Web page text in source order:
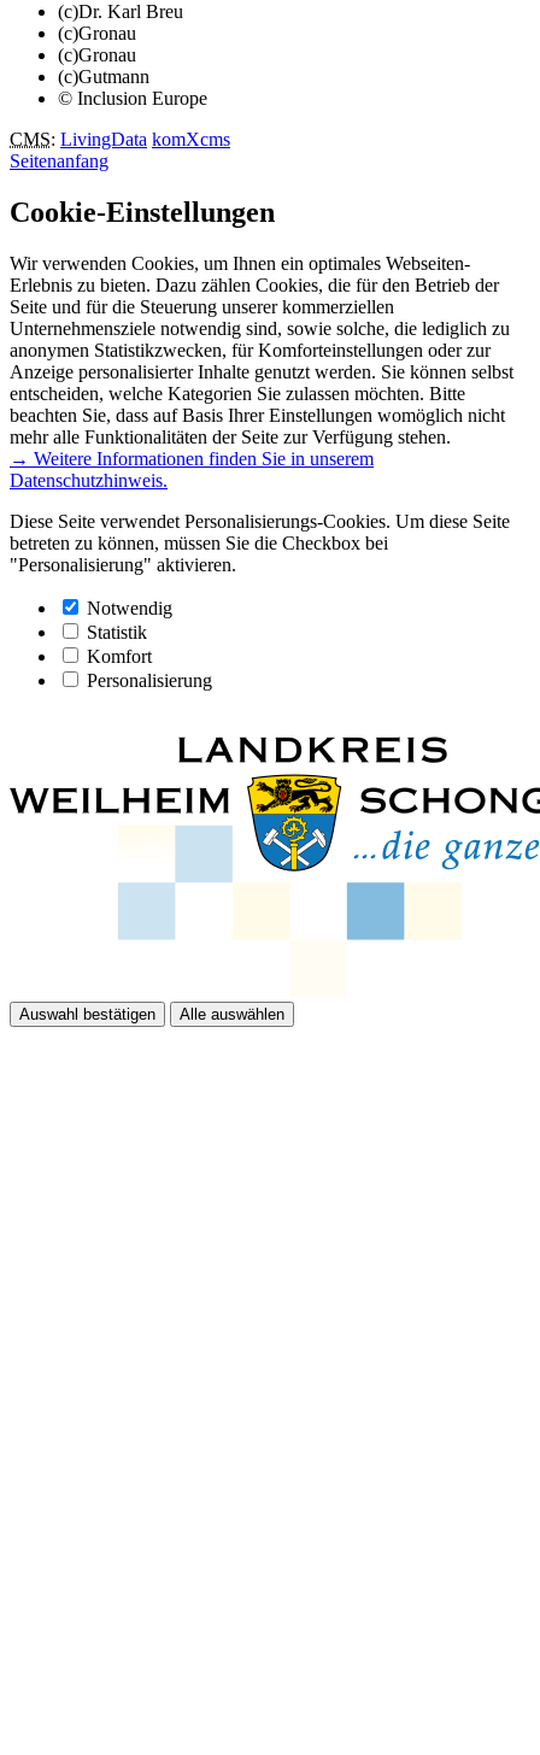
(c)Dr. Karl Breu
(c)Gronau
(c)Gronau
(c)Gutmann
© Inclusion Europe
CMS: LivingData komXcms
Seitenanfang
Cookie-Einstellungen
Wir verwenden Cookies, um Ihnen ein optimales Webseiten-
Erlebnis zu bieten. Dazu zählen Cookies, die für den Betrieb der
Seite und für die Steuerung unserer kommerziellen
Unternehmensziele notwendig sind, sowie solche, die lediglich zu
anonymen Statistikzwecken, für Komforteinstellungen oder zur
Anzeige personalisierter Inhalte genutzt werden. Sie können selbst
entscheiden, welche Kategorien Sie zulassen möchten. Bitte
beachten Sie, dass auf Basis Ihrer Einstellungen womöglich nicht
mehr alle Funktionalitäten der Seite zur Verfügung stehen.
→ Weitere Informationen finden Sie in unserem
Datenschutzhinweis.
Diese Seite verwendet Personalisierungs-Cookies. Um diese Seite
betreten zu können, müssen Sie die Checkbox bei
"Personalisierung" aktivieren.
Notwendig
Statistik
Komfort
Personalisierung
Auswahl bestätigen Alle auswählen